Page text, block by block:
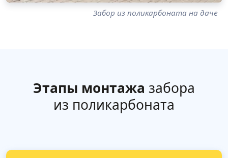
Забор из поликарбоната на даче
Этапы монтажа забора
из поликарбоната